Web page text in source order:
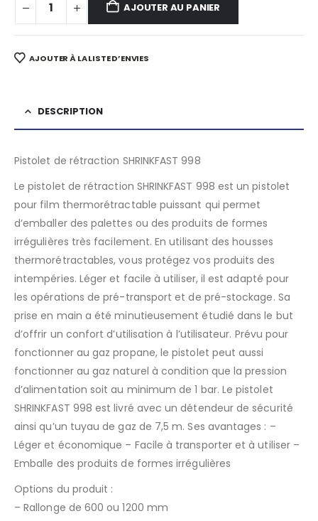
AJOUTER AU PANIER
AJOUTER À LA LISTE D’ENVIES
DESCRIPTION
Pistolet de rétraction SHRINKFAST 998
Le pistolet de rétraction SHRINKFAST 998 est un pistolet
pour film thermorétractable puissant qui permet
d’emballer des palettes ou des produits de formes
irrégulières très facilement. En utilisant des housses
thermorétractables, vous protégez vos produits des
intempéries. Léger et facile à utiliser, il est adapté pour
les opérations de pré-transport et de pré-stockage. Sa
prise en main a été minutieusement étudié dans le but
d’offrir un confort d’utilisation à l’utilisateur. Prévu pour
fonctionner au gaz propane, le pistolet peut aussi
fonctionner au gaz naturel à condition que la pression
d’alimentation soit au minimum de 1 bar. Le pistolet
SHRINKFAST 998 est livré avec un détendeur de sécurité
ainsi qu’un tuyau de gaz de 7,5 m. Ses avantages : –
Léger et économique – Facile à transporter et à utiliser –
Emballe des produits de formes irrégulières
Options du produit :
– Rallonge de 600 ou 1200 mm